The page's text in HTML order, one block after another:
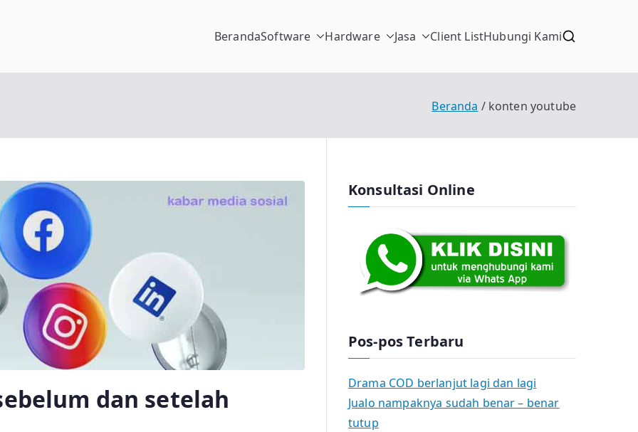
BerandaSoftware Hardware Jasa Client ListHubungi Kami
Beranda konten youtube
dan setelah
Konsultasi Online
Pos-pos Terbaru
Drama COD berlanjut lagi dan lagi
Jualo nampaknya sudah benar – benar
tutup